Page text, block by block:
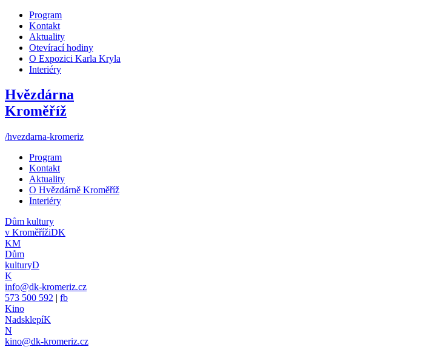
Program
Kontakt
Aktuality
Otevírací hodiny
O Expozici Karla Kryla
Interiéry
Hvězdárna
Kroměříž
/hvezdarna-kromeriz
Program
Kontakt
Aktuality
O Hvězdárně Kroměříž
Interiéry
Dům kultury
v KroměřížiDK
KM
Dům
kulturyD
K
info@dk-kromeriz.cz
573 500 592 | fb
Kino
NadsklepíK
N
kino@dk-kromeriz.cz